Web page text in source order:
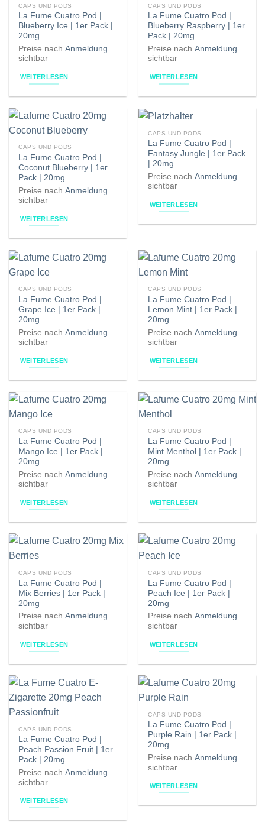
CAPS UND PODS
La Fume Cuatro Pod |
Blueberry Ice | 1er Pack |
20mg
Preise nachAnmeldung
sichtbar
WEITERLESEN
CAPS UND PODS
La Fume Cuatro Pod |
Blueberry Raspberry | 1er
Pack | 20mg
Preise nachAnmeldung
sichtbar
WEITERLESEN
CAPS UND PODS
La Fume Cuatro Pod |
Coconut Blueberry | 1er
Pack | 20mg
Preise nachAnmeldung
sichtbar
WEITERLESEN
CAPS UND PODS
La Fume Cuatro Pod |
Fantasy Jungle | 1er Pack
| 20mg
Preise nachAnmeldung
sichtbar
WEITERLESEN
CAPS UND PODS
La Fume Cuatro Pod |
Grape Ice | 1er Pack |
20mg
Preise nachAnmeldung
sichtbar
WEITERLESEN
CAPS UND PODS
La Fume Cuatro Pod |
Lemon Mint | 1er Pack |
20mg
Preise nachAnmeldung
sichtbar
WEITERLESEN
CAPS UND PODS
La Fume Cuatro Pod |
Mango Ice | 1er Pack |
20mg
Preise nachAnmeldung
sichtbar
WEITERLESEN
CAPS UND PODS
La Fume Cuatro Pod |
Mint Menthol | 1er Pack |
20mg
Preise nachAnmeldung
sichtbar
WEITERLESEN
CAPS UND PODS
La Fume Cuatro Pod |
Mix Berries | 1er Pack |
20mg
Preise nachAnmeldung
sichtbar
WEITERLESEN
CAPS UND PODS
La Fume Cuatro Pod |
Peach Ice | 1er Pack |
20mg
Preise nachAnmeldung
sichtbar
WEITERLESEN
CAPS UND PODS
La Fume Cuatro Pod |
Peach Passion Fruit | 1er
Pack | 20mg
Preise nachAnmeldung
sichtbar
WEITERLESEN
CAPS UND PODS
La Fume Cuatro Pod |
Purple Rain | 1er Pack |
20mg
Preise nachAnmeldung
sichtbar
WEITERLESEN